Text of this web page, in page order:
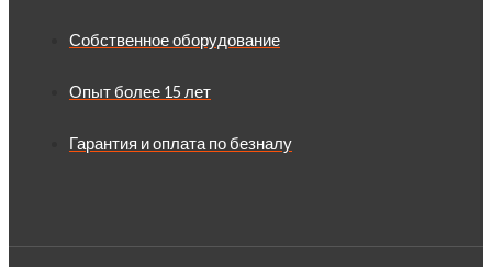
Собственное оборудование
Опыт более 15 лет
Гарантия и оплата по безналу